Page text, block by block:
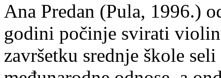
Ana Predan (Pula, 1996.)
godini počinje svirati
završetku srednje škole